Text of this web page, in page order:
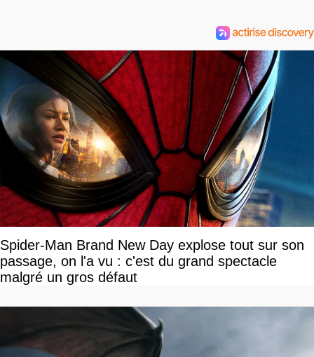
Spider-Man Brand New Day explose tout sur son
passage, on l'a vu : c'est du grand spectacle
malgré un gros défaut